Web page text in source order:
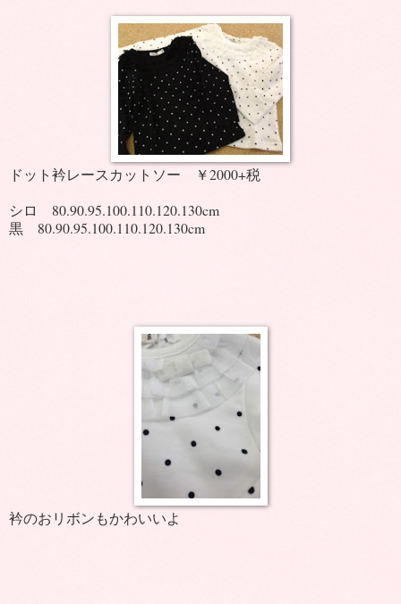
ドット衿レースカットソー ￥2000+税
シロ 80.90.95.100.110.120.130cm
黒 80.90.95.100.110.120.130cm
衿のおリボンもかわいいよ